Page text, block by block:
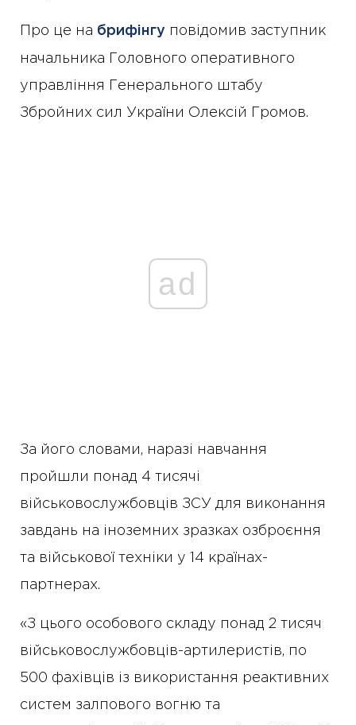
Про це на брифінгу повідомив заступник
начальника Головного оперативного
управління Генерального штабу
Збройних сил України Олексій Громов.
ad
За його словами, наразі навчання
пройшли понад 4 тисячі
військовослужбовців ЗСУ для виконання
завдань на іноземних зразках озброєння
та військової техніки у 14 країнах-
партнерах.
«З цього особового складу понад 2 тисяч
військовослужбовців-артилеристів, по
500 фахівців із використання реактивних
систем залпового вогню та